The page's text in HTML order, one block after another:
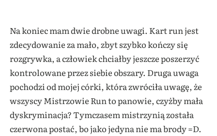
Na koniec mam dwie drobne uwagi. Kart run jest
zdecydowanie za mało, zbyt szybko kończy się
rozgrywka, a człowiek chciałby jeszcze poszerzyć
kontrolowane przez siebie obszary. Druga uwaga
pochodzi od mojej córki, która zwróciła uwagę, że
wszyscy Mistrzowie Run to panowie, czyżby mała
dyskryminacja? Tymczasem mistrzynią została
czerwona postać, bo jako jedyna nie ma brody =D.